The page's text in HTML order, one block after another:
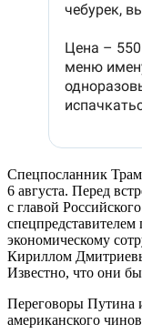
Спецпосланник
6 августа. Перед
с главой
экономическому
Кириллом
Известно, что они
Переговоры Путина
американского